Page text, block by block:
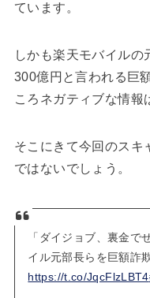
ています。
しかも楽天モバイルの
300億円と言われる巨
ころネガティブな情報
そこにきて今回のスキ
ではないでしょう。
「ダイジョブ、裏金
イル元部長らを巨額詐
https://t.co/JqcFlzLBT4